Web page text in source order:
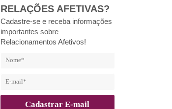
RELAÇÕES AFETIVAS?
Cadastre-se e receba informações
importantes sobre
Relacionamentos Afetivos!